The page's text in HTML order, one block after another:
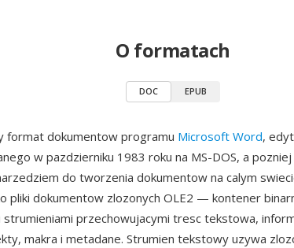
O formatach
DOC EPUB
format dokumentow programu Microsoft Word,
w pazdzierniku 1983 roku na MS-DOS, a
do tworzenia dokumentow na calym
pliki dokumentow zlozonych OLE2 — kontener
przechowujacymi tresc tekstowa,
makra i metadane. Strumien tekstowy uzywa